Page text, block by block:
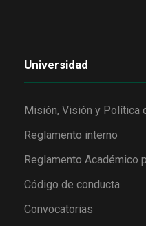
Universidad
Misión, Visión y Política
Reglamento interno
Reglamento Académico
Código de conducta
Convocatorias